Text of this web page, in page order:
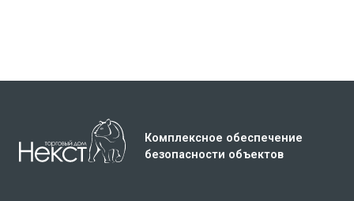
Комплексное обеспечение
безопасности объектов